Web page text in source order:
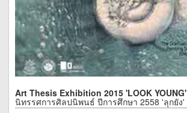
Art Thesis Exhibition 2015 'LOOK YOUNG'
นิทรรศการศิลปนิพนธ์ ปีการศึกษา 2558 'ลุกยัง'